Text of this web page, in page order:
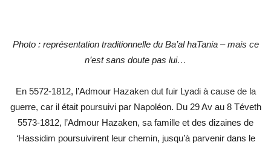
Photo : représentation traditionnelle du Ba’al haTania – mais ce
n’est sans doute pas lui…
En 5572-1812, l’Admour Hazaken dut fuir Lyadi à cause de la
guerre, car il était poursuivi par Napoléon. Du 29 Av au 8 Téveth
5573-1812, l’Admour Hazaken, sa famille et des dizaines de
‘Hassidim poursuivirent leur chemin, jusqu’à parvenir dans le